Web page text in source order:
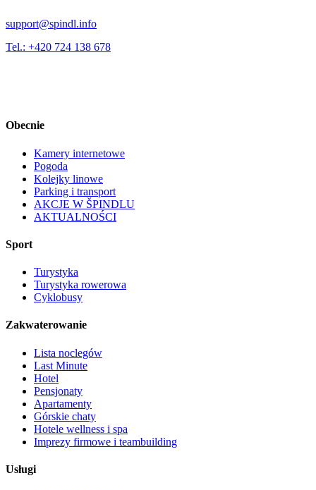
support@spindl.info
Tel.: +420 724 138 678
Obecnie
Kamery internetowe
Pogoda
Kolejky linowe
Parking i transport
AKCJE W ŠPINDLU
AKTUALNOŚCI
Sport
Turystyka
Turystyka rowerowa
Cyklobusy
Zakwaterowanie
Lista noclegów
Last Minute
Hotel
Pensjonaty
Apartamenty
Górskie chaty
Hotele wellness i spa
Imprezy firmowe i teambuilding
Usługi